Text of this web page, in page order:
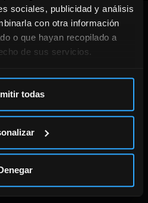
sociales, publicidad y análisis
con otra información
o que hayan recopilado a
de sus servicios.
todas
8.
Cruz 113.